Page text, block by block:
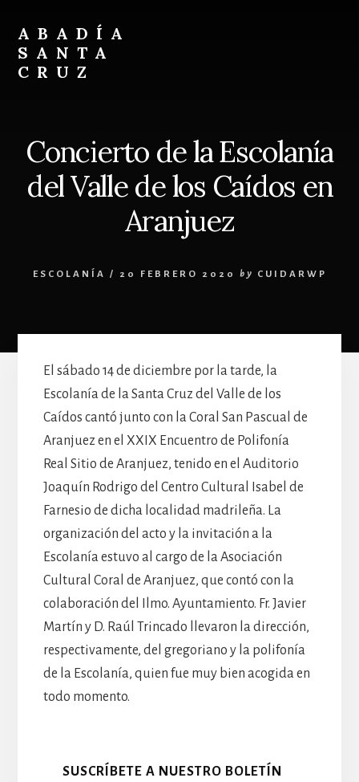
content
footer
ABADÍA
SANTA
CRUZ
Concierto de la Escolanía
del Valle de los Caídos en
Aranjuez
ESCOLANÍA / 20 FEBRERO 2020 by CUIDARWP
El sábado 14 de diciembre por la tarde, la
Escolanía de la Santa Cruz del Valle de los
Caídos cantó junto con la Coral San Pascual de
Aranjuez en el XXIX Encuentro de Polifonía
Real Sitio de Aranjuez, tenido en el Auditorio
Joaquín Rodrigo del Centro Cultural Isabel de
Farnesio de dicha localidad madrileña. La
organización del acto y la invitación a la
Escolanía estuvo al cargo de la Asociación
Cultural Coral de Aranjuez, que contó con la
colaboración del Ilmo. Ayuntamiento. Fr. Javier
Martín y D. Raúl Trincado llevaron la dirección,
respectivamente, del gregoriano y la polifonía
de la Escolanía, quien fue muy bien acogida en
todo momento.
SUSCRÍBETE A NUESTRO BOLETÍN